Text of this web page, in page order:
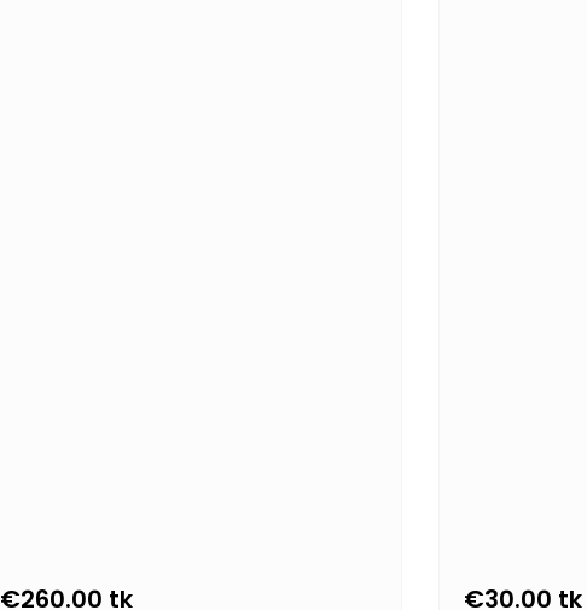
€260.00 tk €30.00 tk